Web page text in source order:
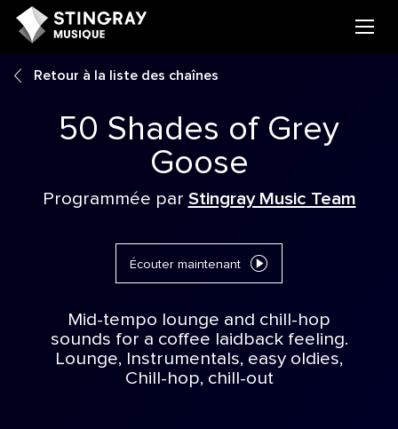
Retour à la liste des chaînes
50 Shades of Grey
Goose
Programmée par Stingray Music Team
Écouter maintenant
Mid-tempo lounge and chill-hop
sounds for a coffee laidback feeling.
Lounge, Instrumentals, easy oldies,
Chill-hop, chill-out